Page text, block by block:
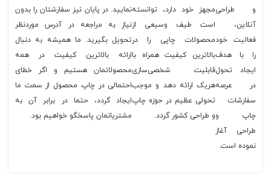
و طراحی
آنلاین،
فعالیت خود
را با هدف
ایجاد تحول
در عرصه
سفارشات
چاپ و
طراحی آغاز
نموده است.
مجهز خود دارد، توانسته
است طیف وسیعی از
محصولات چاپی را در
بالاترین کیفیت همراه با
قابلیت شخصی‌سازی
هریک ارائه دهد و موجب
تحولی عظیم در حوزه چاپ
و طراحی کشور گردد.
نمایید. در پایان نیز سفارشتان را بدون
نیاز به مراجعه در آدرس موردنظر
تحویل بگیرید. ما همیشه به دنبال
ارائه بالاترین کیفیت در همه
محصولاتمان هستیم و اگر خطای
احتمالی در چاپ محصول از سمت ما
ایجاد گردد، حتما در برابر آن به
مشتریانمان پاسخگو خواهیم بود.